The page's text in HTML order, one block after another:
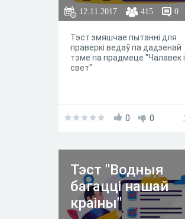
12.11.2017 415 0
Тэст змяшчае пытанні для
праверкі ведаў па дадзенай
тэме па прадмеце "Чалавек і
свет"
0 0
Тэст "Водныя
багацці нашай
краіны"